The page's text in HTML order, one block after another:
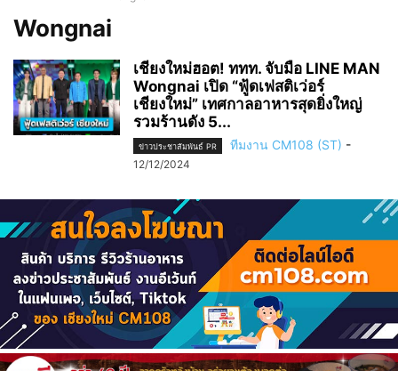
Wongnai
เชียงใหม่ฮอต! ททท. จับมือ LINE MAN
Wongnai เปิด “ฟู้ดเฟสติเว่อร์
เชียงใหม่” เทศกาลอาหารสุดยิ่งใหญ่
รวมร้านดัง 5...
ข่าวประชาสัมพันธ์ PR ทีมงาน CM108 (ST) -
12/12/2024